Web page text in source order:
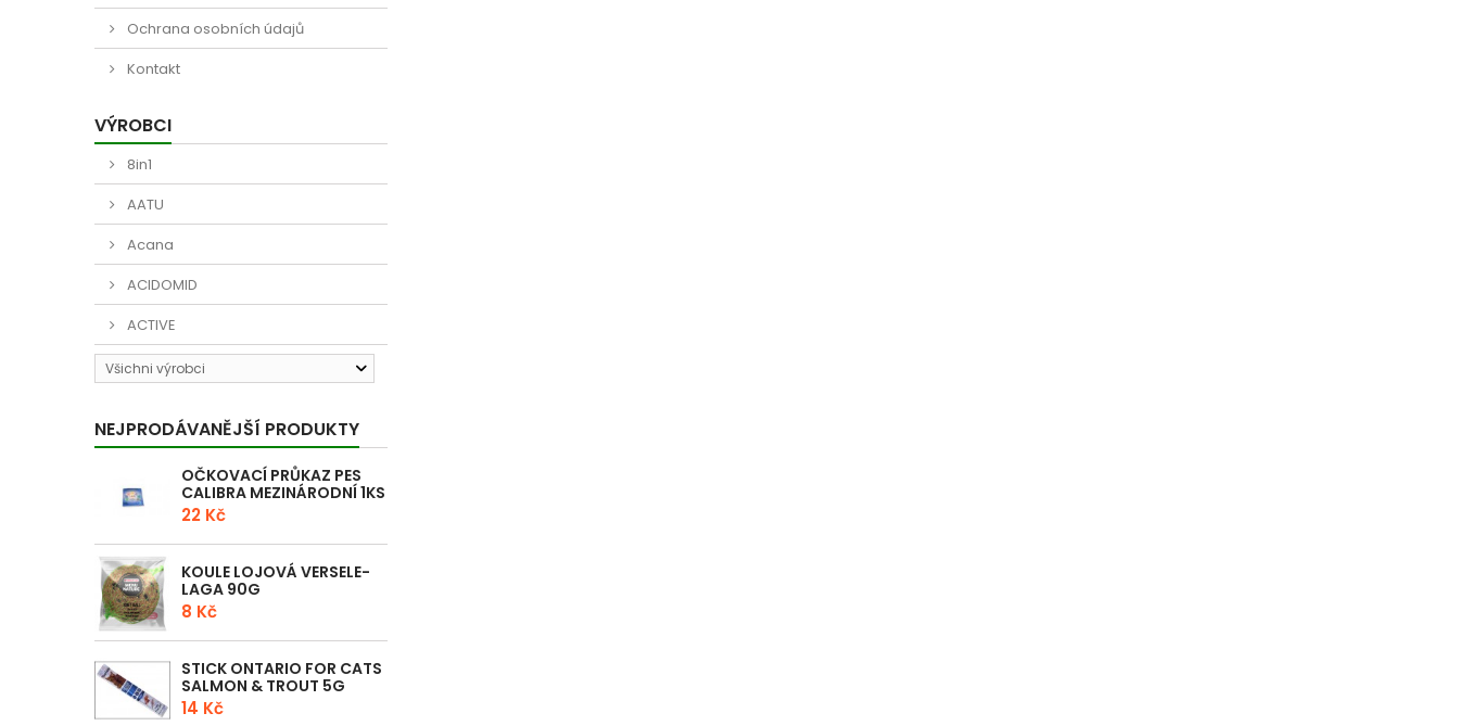
Ochrana osobních údajů
Kontakt
VÝROBCI
8in1
AATU
Acana
ACIDOMID
ACTIVE
Všichni výrobci
NEJPRODÁVANĚJŠÍ PRODUKTY
OČKOVACÍ PRŮKAZ PES
CALIBRA MEZINÁRODNÍ 1KS
22 Kč
KOULE LOJOVÁ VERSELE-
LAGA 90G
8 Kč
STICK ONTARIO FOR CATS
SALMON & TROUT 5G
14 Kč